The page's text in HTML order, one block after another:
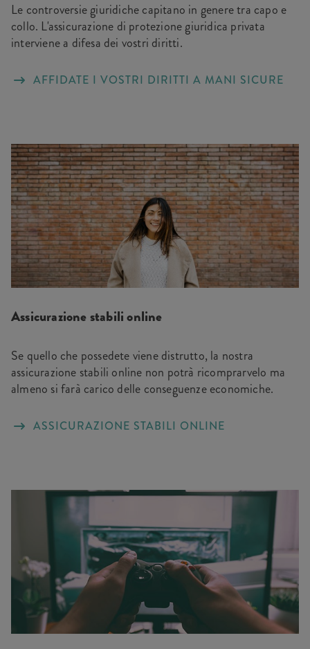
Le controversie giuridiche capitano in genere tra capo e
collo. L'assicurazione di protezione giuridica privata
interviene a difesa dei vostri diritti.
AFFIDATE I VOSTRI DIRITTI A MANI SICURE
Assicurazione stabili online
Se quello che possedete viene distrutto, la nostra
assicurazione stabili online non potrà ricomprarvelo ma
almeno si farà carico delle conseguenze economiche.
ASSICURAZIONE STABILI ONLINE